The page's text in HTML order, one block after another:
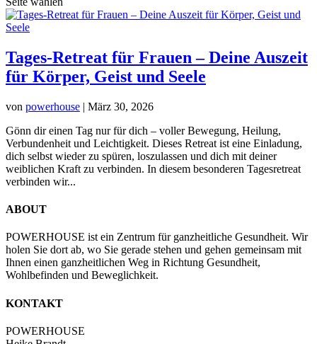
Tages-Retreat für Frauen – Deine Auszeit
für Körper, Geist und Seele
von powerhouse | März 30, 2026
Gönn dir einen Tag nur für dich – voller Bewegung, Heilung,
Verbundenheit und Leichtigkeit. Dieses Retreat ist eine Einladung,
dich selbst wieder zu spüren, loszulassen und dich mit deiner
weiblichen Kraft zu verbinden. In diesem besonderen Tagesretreat
verbinden wir...
ABOUT
POWERHOUSE ist ein Zentrum für ganzheitliche Gesundheit. Wir
holen Sie dort ab, wo Sie gerade stehen und gehen gemeinsam mit
Ihnen einen ganzheitlichen Weg in Richtung Gesundheit,
Wohlbefinden und Beweglichkeit.
KONTAKT
POWERHOUSE